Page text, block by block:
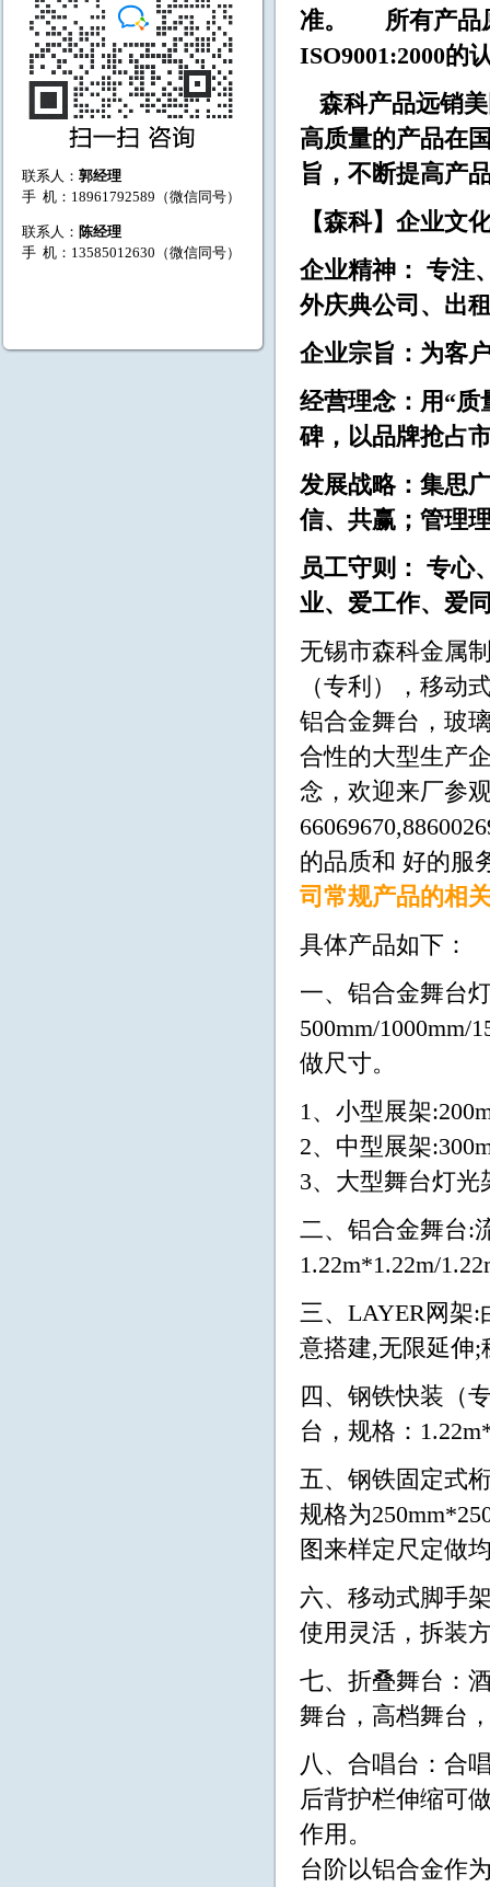
联系人： 郭经理
手 机：18961792589（微信同号）
联系人： 陈经理
手 机：13585012630（微信同号）
准。 所有产品
ISO9001:2000的
森科产品远销
高质量的产品在
旨，不断提高产
【森科】企业文
企业精神： 专注
外庆典公司、出
企业宗旨：为客
经营理念：用“质
碑，以品牌抢占
发展战略：集思
信、共赢；管理
员工守则： 专心
业、爱工作、爱
无锡市森科金属
（专利），移动
铝合金舞台，玻
合性的大型生产
念，欢迎来厂参
的品质和 好的服
司常规产品的相
具体产品如下：
一、铝合金舞台
500mm/1000mm/
做尺寸。
1、小型展架
2、中型展架
3、大型舞台灯光
二、铝合金舞台:
1.22m*1.22m/
三、LAYER网架:
意搭建,无限延伸
四、钢铁快装（
台，规格：
五、钢铁固定式
规格为
图来样定尺定做
六、移动式脚手
使用灵活，拆装
七、折叠舞台：
舞台，高档舞台
八、合唱台：合
后背护栏伸缩可
作用。
台阶以铝合金作